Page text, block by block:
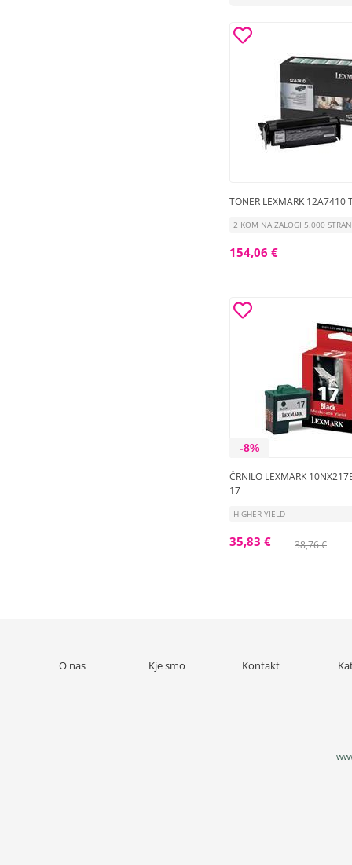
TONER LEXMARK 12A7410
2 KOM NA ZALOGI 5.000
154,06 €
-8%
ČRNILO LEXMARK
17
HIGHER YIELD
38,76 €
35,83 €
O nas Kje smo Kontakt